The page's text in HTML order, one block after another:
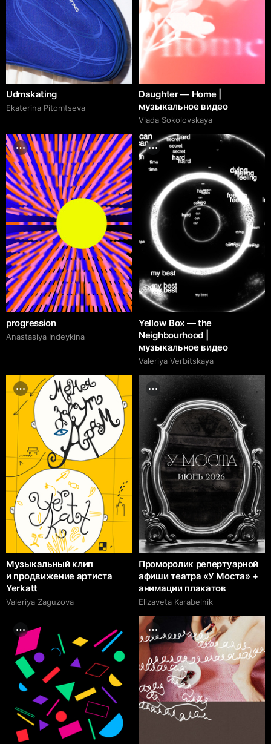
Udmskating
Ekaterina Pitomtseva
Daughter — Home |
музыкальное видео
Vlada Sokolovskaya
progression
Anastasiya Indeykina
Yellow Box — the
Neighbourhood |
музыкальное видео
Valeriya Verbitskaya
Музыкальный клип
и продвижение артиста
Yerkatt
Valeriya Zaguzova
Проморолик репертуарной
афиши театра «У Моста» +
анимации плакатов
Elizaveta Karabelnik